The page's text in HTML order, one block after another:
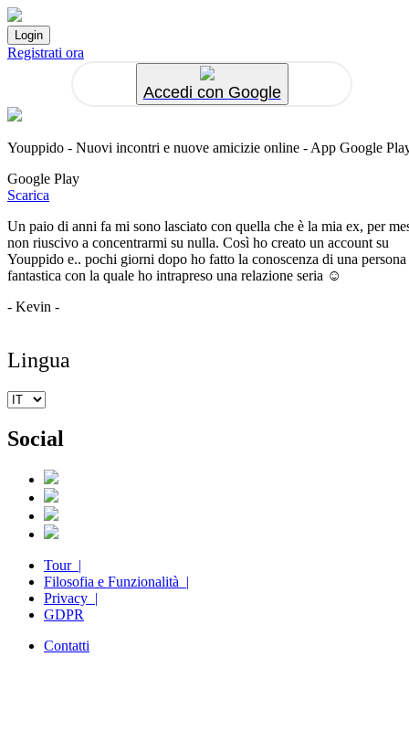
Registrati ora
Accedi con Google
Youppido - Nuovi incontri e nuove amicizie online - App Google
Google Play
Scarica
Un paio di anni fa mi sono lasciato con quella che è la mia ex, per
non riuscivo a concentrarmi su nulla. Così ho creato un account su
Youppido e.. pochi giorni dopo ho fatto la conoscenza di una persona
fantastica con la quale ho intrapreso una relazione seria ☺️
- Kevin -
Lingua
Social
Tour |
Filosofia e Funzionalità |
Privacy |
GDPR
Contatti